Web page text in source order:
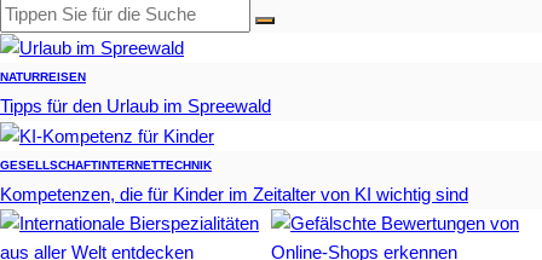
NATURREISEN
Tipps für den Urlaub im Spreewald
GESELLSCHAFTINTERNETTECHNIK
Kompetenzen, die für Kinder im Zeitalter von KI wichtig sind